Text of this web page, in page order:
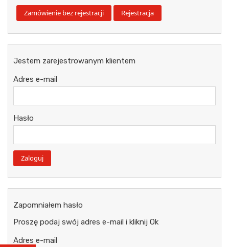
Jestem zarejestrowanym klientem
Adres e-mail
Hasło
Zapomniałem hasło
Proszę podaj swój adres e-mail i kliknij Ok
Adres e-mail